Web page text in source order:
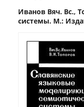
Иванов Вяч. Вс.,
системы. М.: